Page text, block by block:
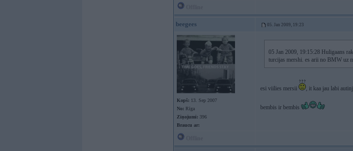
beegees 05. Jan 2009, 19:23
Kopš: 13. Sep 2007
No: Rīga
Ziņojumi: 396
Braucu ar:
05 Jan 2009, 19:15:28 Huligaans
turcijas mershi. es arii no BMW uz
esi viilies mersii , it kaa jau labi
bembis ir bembis